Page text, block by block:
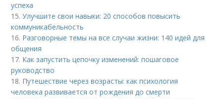
успеха
15.Улучшите свои навыки: 20 способов повысить
коммуникабельность
16. Разговорные темы на все случаи жизни: 140 идей для
общения
17. Как запустить цепочку изменений: пошаговое
руководство
18. Путешествие через возрасты: как психология
человека развивается от рождения до смерти